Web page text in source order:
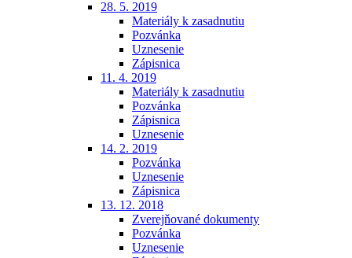
28. 5. 2019
Materiály k zasadnutiu
Pozvánka
Uznesenie
Zápisnica
11. 4. 2019
Materiály k zasadnutiu
Pozvánka
Zápisnica
Uznesenie
14. 2. 2019
Pozvánka
Uznesenie
Zápisnica
13. 12. 2018
Zverejňované dokumenty
Pozvánka
Uznesenie